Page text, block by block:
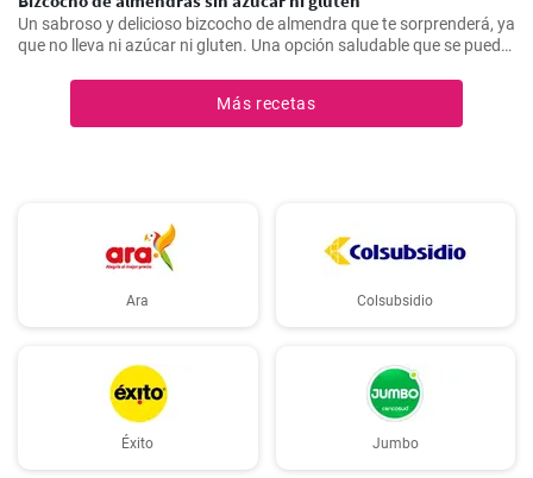
Un sabroso y delicioso bizcocho de almendra que te sorprenderá, ya
que no lleva ni azúcar ni gluten. Una opción saludable que se puede
Más recetas
Ara Colsubsidio
Éxito Jumbo